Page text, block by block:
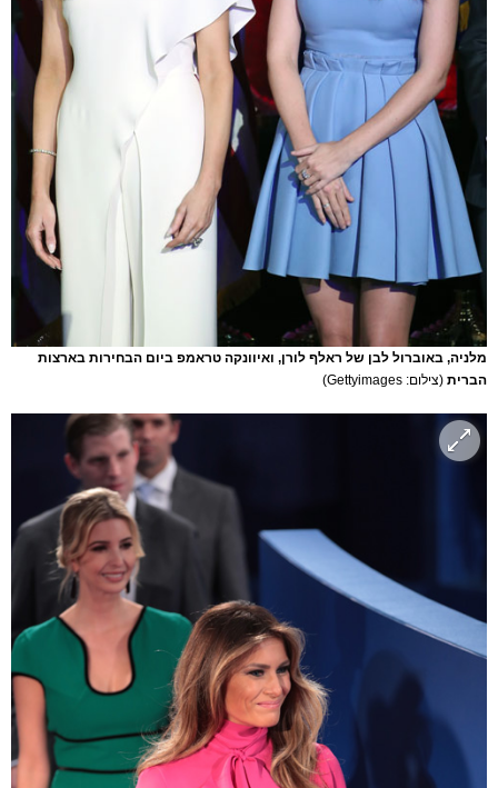
מלניה, באוברול לבן של ראלף לורן, ואיוונקה טראמפ ביום הבחירות בארצות
הברית (צילום: Gettyimages)